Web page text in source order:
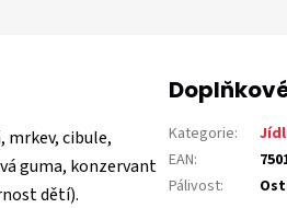
mrkev, cibule,
guma, konzervant
dětí).
Kategorie:
EAN:
Pálivost: